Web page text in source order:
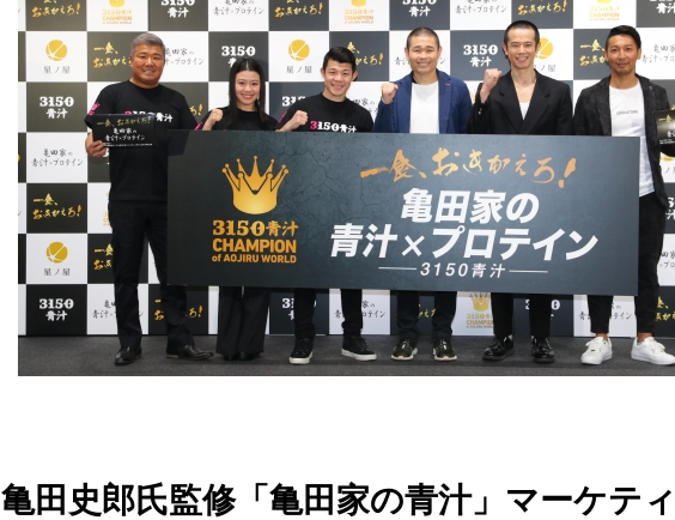
亀田史郎氏監修「亀田家の青汁」マーケテ